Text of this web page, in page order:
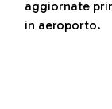
aggiornate
in aeroporto.